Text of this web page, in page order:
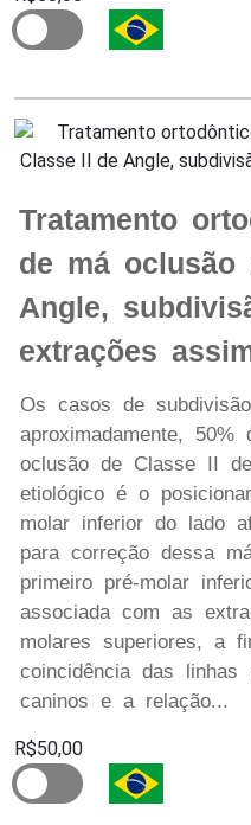
Tratamento
de má oclusão
Angle,
extrações
Os casos de
aproximadamente,
oclusão de Classe II
etiológico é o
molar inferior do lado
para correção dessa
primeiro pré-molar
associada com as
molares superiores, a
coincidência das
caninos e a relação...
R$50,00